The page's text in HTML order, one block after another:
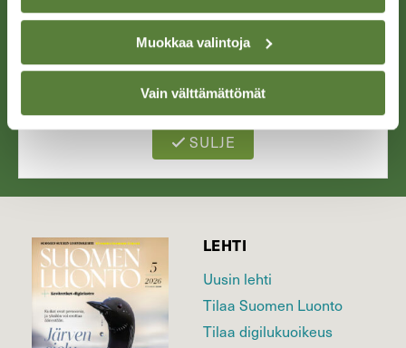
Muokkaa valintoja
Vain välttämättömät
Uhanalaisuus:Elinvoimainen.
Piirros: Walter Müller
SULJE
LEHTI
Uusin lehti
Tilaa Suomen Luonto
Tilaa digilukuoikeus